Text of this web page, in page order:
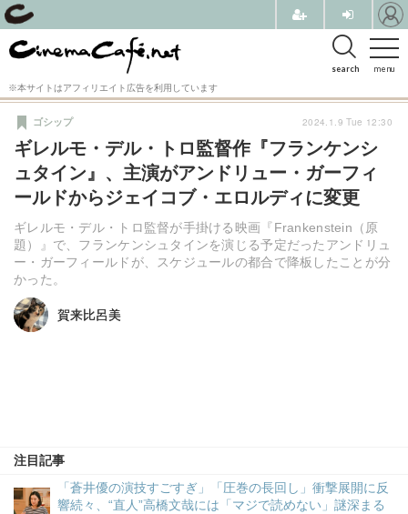
menu
search
※本サイトはアフィリエイト広告を利用しています
ギレルモ・デル・トロ監督作『フランケンシ
ュタイン』、主演がアンドリュー・ガーフィ
ールドからジェイコブ・エロルディに変更
ギレルモ・デル・トロ監督が手掛ける映画『Frankenstein（原
題）』で、フランケンシュタインを演じる予定だったアンドリュ
ー・ガーフィールドが、スケジュールの都合で降板したことが分
かった。
ゴシップ
賀来比呂美
賀来比呂美
注目記事
「蒼井優の演技すごすぎ」「圧巻の長回し」衝撃展開に反
響続々、“直人”高橋文哉には「マジで読めない」謎深まる
2024.1.9 Tue 12:30